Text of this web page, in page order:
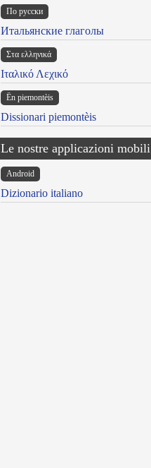
По русски
Итальянские глаголы
Στα ελληνικά
Ιταλικό Λεχικό
Ën piemontèis
Dissionari piemontèis
Le nostre applicazioni mobili
Android
Dizionario italiano